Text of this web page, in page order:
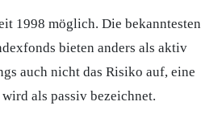
1998 möglich. Die bekanntesten
bieten anders als aktiv
auch nicht das Risiko auf, eine
als passiv bezeichnet.